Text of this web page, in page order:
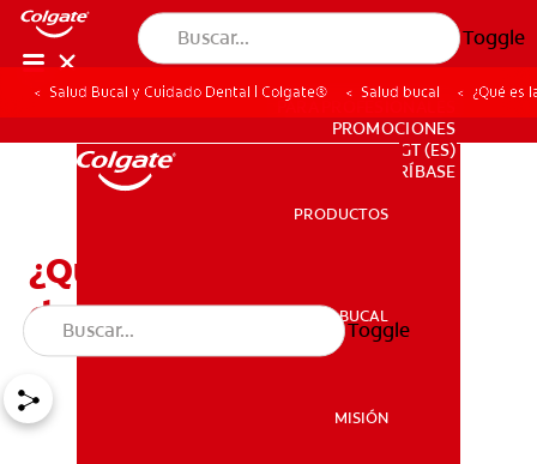
Toggle
SALUD BUCAL
PARA PROFESIONALES
PROMOCIONES
GT (ES)
SUSCRÍBASE
PRODUCTOS
SALUD BUCAL
MISIÓN
Toggle
Salud Bucal y Cuidado Dental | Colgate® Salud bucal ¿Qué es
¿Qué es la concrescencia
dental y cómo se trata?